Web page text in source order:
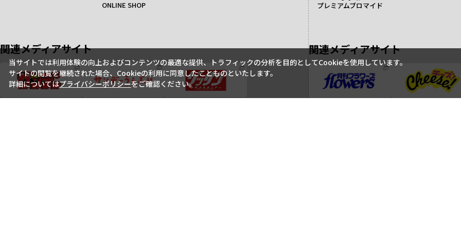
ONLINE SHOP
関連メディアサイト
プレミアムブロマイド
関連メディアサイト
当サイトでは利用体験の向上およびコンテンツの最適な提供、トラフィックの分析を目的としてCookieを使用しています。
サイトの閲覧を継続された場合、Cookieの利用に同意したことものといたします。
詳細についてはプライバシーポリシーをご確認ください。